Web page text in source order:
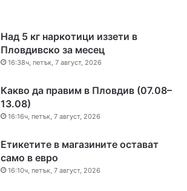
Над 5 кг наркотици иззети в
Пловдивско за месец
16:38ч, петък, 7 август, 2026
Какво да правим в Пловдив (07.08–
13.08)
16:16ч, петък, 7 август, 2026
Етикетите в магазините остават
само в евро
16:10ч, петък, 7 август, 2026